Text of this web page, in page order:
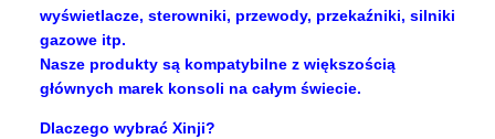
wyświetlacze, sterowniki, przewody, przekaźniki, silniki
gazowe itp.
Nasze produkty są kompatybilne z większością
głównych marek konsoli na całym świecie.
Dlaczego wybrać Xinji?